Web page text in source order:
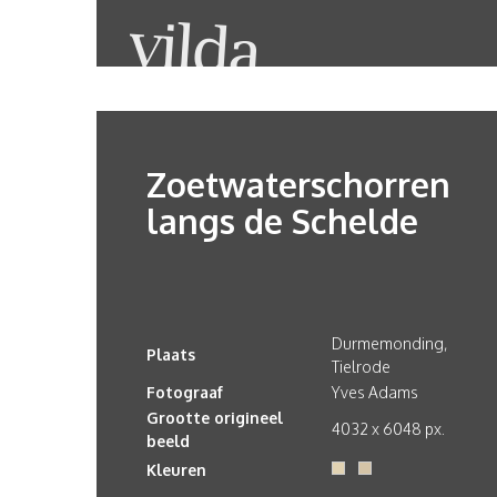
Zoetwaterschorren
langs de Schelde
Plaats
Durmemonding,
Tielrode
Fotograaf
Yves Adams
Grootte origineel
beeld
4032 x 6048 px.
Kleuren